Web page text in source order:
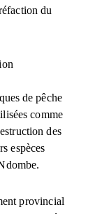
du
de pêche
comme
des
espèces
provincial